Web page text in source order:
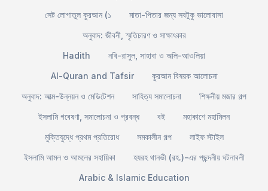
সেট লোগাতুল কুরআন (১
মাতা-পিতার জন্য সবটুকু ভালোবাসা
অনুবাদ: জীবনী, স্মৃতিচারণ ও সাক্ষাৎকার
Hadith
নবি-রাসুল, সাহাবা ও অলি-আওলিয়া
Al-Quran and Tafsir
কুরআন বিষয়ক আলোচনা
অনুবাদ: আত্ম-উন্নয়ন ও মেডিটেশন
সাহিত্য সমালোচনা
শিক্ষনীয় মজার গল্প
ইসলামি গবেষণা, সমালোচনা ও প্রবন্ধ
বই
মহাকাশে মহামিলন
মুক্তিযুদ্ধে প্রথম প্রতিরোধ
সমকালীন গল্প
লাইফ স্টাইল
ইসলামি আমল ও আমলের সহায়িকা
হযরহ থানভী (রহ.)-এর পছন্দনীয় ঘটনাবলী
Arabic & Islamic Education